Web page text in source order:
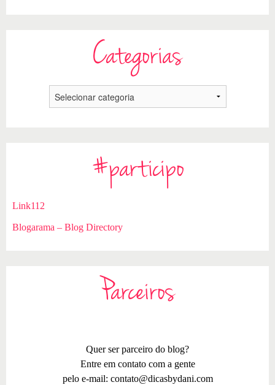
Categorias
#participo
Link112
Blogarama – Blog Directory
Parceiros
Quer ser parceiro do blog?
Entre em contato com a gente
pelo e-mail: contato@dicasbydani.com